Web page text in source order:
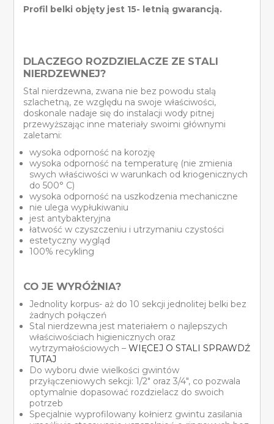
Profil belki objęty jest 15- letnią gwarancją.
DLACZEGO ROZDZIELACZE ZE STALI
NIERDZEWNEJ?
Stal nierdzewna, zwana nie bez powodu stalą
szlachetną, ze względu na swoje właściwości,
doskonale nadaje się do instalacji wody pitnej
przewyższając inne materiały swoimi głównymi
zaletami:
wysoka odporność na korozję
wysoka odporność na temperaturę (nie zmienia
swych właściwości w warunkach od kriogenicznych
do 500° C)
wysoka odporność na uszkodzenia mechaniczne
nie ulega wypłukiwaniu
jest antybakteryjna
łatwość w czyszczeniu i utrzymaniu czystości
estetyczny wygląd
100% recykling
CO JE WYRÓŻNIA?
Jednolity korpus- aż do 10 sekcji jednolitej belki bez
żadnych połączeń
Stal nierdzewna jest materiałem o najlepszych
właściwościach higienicznych oraz
wytrzymałościowych –WIĘCEJ O STALI SPRAWDŹ
TUTAJ
Do wyboru dwie wielkości gwintów
przyłączeniowych sekcji: 1/2″ oraz 3/4″, co pozwala
optymalnie dopasować rozdzielacz do swoich
potrzeb
Specjalnie wyprofilowany kołnierz gwintu zasilania